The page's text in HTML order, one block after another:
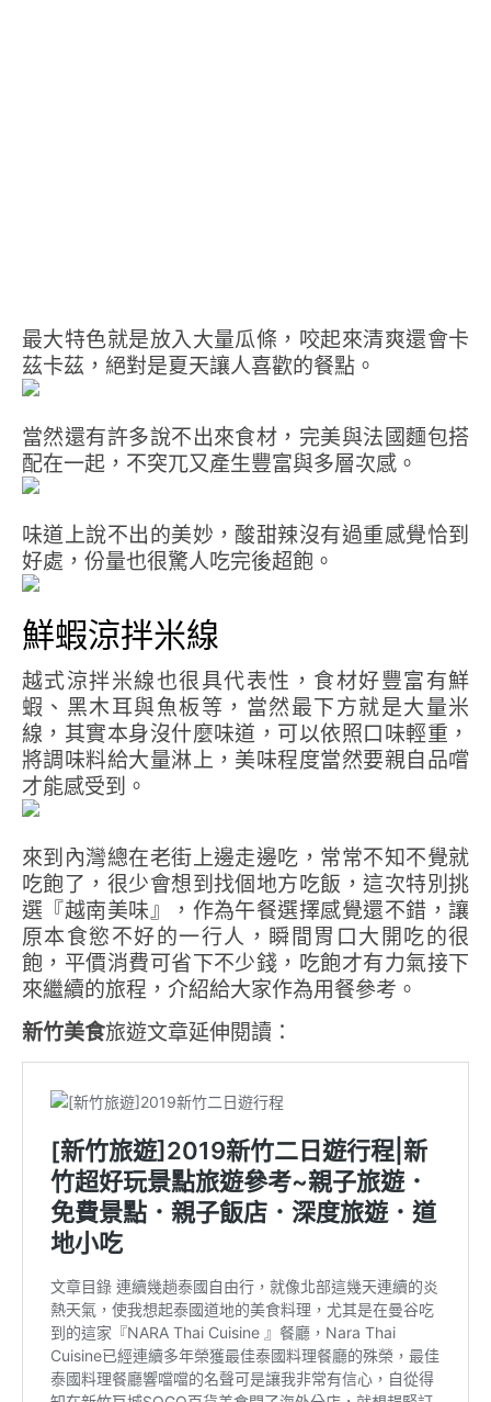
最大特色就是放入大量瓜條，咬起來清爽還會卡
茲卡茲，絕對是夏天讓人喜歡的餐點。
當然還有許多說不出來食材，完美與法國麵包搭
配在一起，不突兀又產生豐富與多層次感。
味道上說不出的美妙，酸甜辣沒有過重感覺恰到
好處，份量也很驚人吃完後超飽。
鮮蝦涼拌米線
越式涼拌米線也很具代表性，食材好豐富有鮮
蝦、黑木耳與魚板等，當然最下方就是大量米
線，其實本身沒什麼味道，可以依照口味輕重，
將調味料給大量淋上，美味程度當然要親自品嚐
才能感受到。
來到內灣總在老街上邊走邊吃，常常不知不覺就
吃飽了，很少會想到找個地方吃飯，這次特別挑
選『越南美味』，作為午餐選擇感覺還不錯，讓
原本食慾不好的一行人，瞬間胃口大開吃的很
飽，平價消費可省下不少錢，吃飽才有力氣接下
來繼續的旅程，介紹給大家作為用餐參考。
新竹美食旅遊文章延伸閱讀：